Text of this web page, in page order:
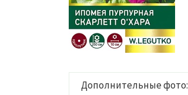
Дополнительные фото: